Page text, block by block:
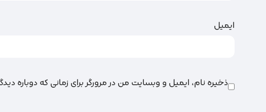
ایمیل
ذخیره نام، ایمیل و وبسایت من در مرورگر برای زمانی که دوباره